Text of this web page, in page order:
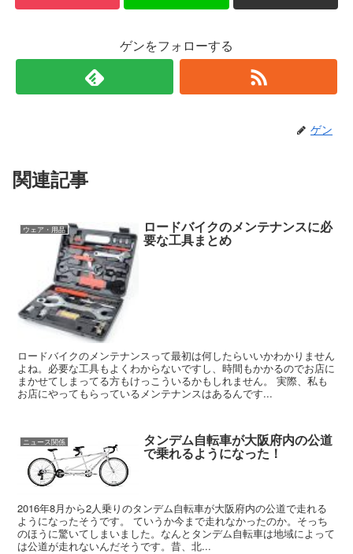
ゲンをフォローする
ゲン
関連記事
ウェア・用品 ロードバイクのメンテナンスに必
要な工具まとめ
ロードバイクのメンテナンスって最初は何したらいいかわかりません
よね。必要な工具もよくわからないですし、時間もかかるのでお店に
まかせてしまってる方もけっこういるかもしれません。 実際、私も
お店にやってもらっているメンテナンスはあるんです...
ニュース関係 タンデム自転車が大阪府内の公道
で乗れるようになった！
2016年8月から2人乗りのタンデム自転車が大阪府内の公道で走れる
ようになったそうです。 ていうか今まで走れなかったのか。そっち
のほうに驚いてしまいました。なんとタンデム自転車は地域によって
は公道が走れないんだそうです。昔、北...